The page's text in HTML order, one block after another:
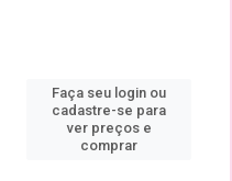
Faça seu login ou
cadastre-se para
ver preços e
comprar